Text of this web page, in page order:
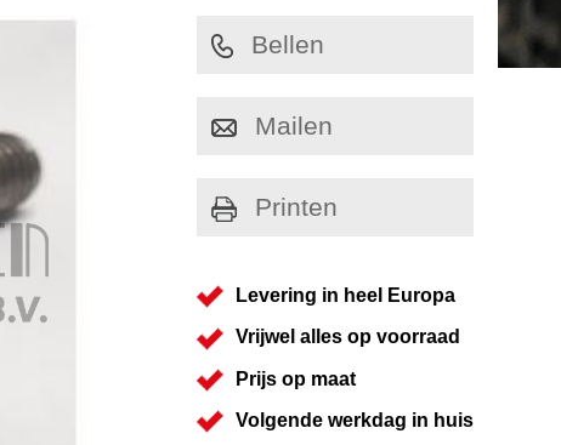
Bellen
Mailen
Printen
Levering in heel Europa
Vrijwel alles op voorraad
Prijs op maat
Volgende werkdag in huis